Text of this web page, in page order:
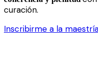
curación.
Inscribirme a la